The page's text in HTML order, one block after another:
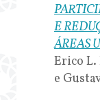
E
ÁREAS
Erico L.
e